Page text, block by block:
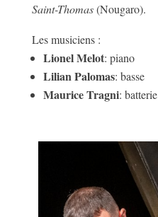
Saint-Thomas(Nougaro).
Les musiciens :
Lionel Melot: piano
Lilian Palomas: basse
Maurice Tragni: batterie